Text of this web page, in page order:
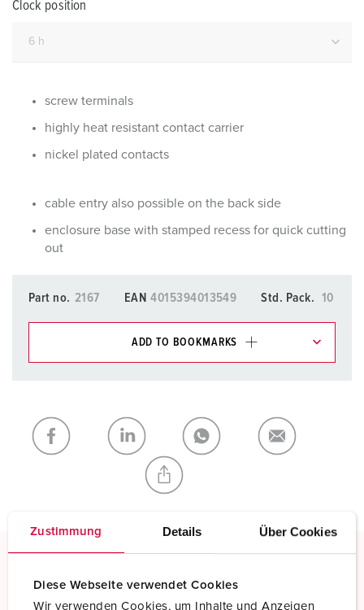
Zustimmung Details Über Cookies
Diese Webseite verwendet Cookies
Wir verwenden Cookies, um Inhalte und Anzeigen
Clock position
screw terminals
highly heat resistant contact carrier
nickel plated contacts
cable entry also possible on the back side
enclosure base with stamped recess for quick cutting
out
Part no. 2167 EAN 4015394013549 Std. Pack. 10
ADD TO BOOKMARKS
My list ADD
CREATE A NEW LIST
Screw terminals
Standard screw terminals